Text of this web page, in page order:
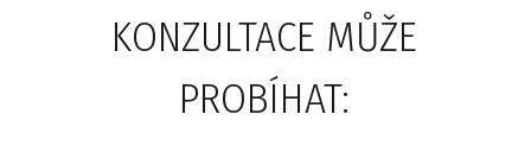
KONZULTACE MŮŽE
PROBÍHAT: